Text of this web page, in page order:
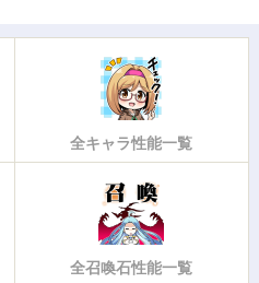
全キャラ性能一覧
全召喚石性能一覧